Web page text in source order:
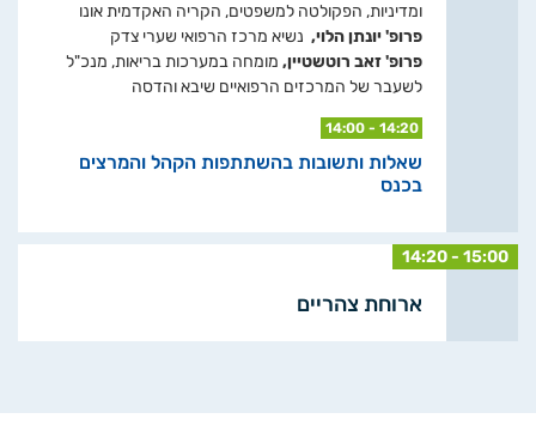
ומדיניות, הפקולטה למשפטים, הקריה האקדמית אונו
פרופ' יונתן הלוי, נשיא מרכז הרפואי שערי צדק
פרופ' זאב רוטשטיין, מומחה במערכות בריאות, מנכ"ל
לשעבר של המרכזים הרפואיים שיבא והדסה
14:00 - 14:20
שאלות ותשובות בהשתתפות הקהל והמרצים
בכנס
14:20 - 15:00
ארוחת צהריים